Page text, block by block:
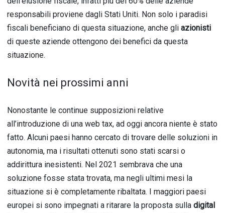
responsabili proviene dagli Stati Uniti. Non solo i paradisi
fiscali beneficiano di questa situazione, anche gli azionisti
di queste aziende ottengono dei benefici da questa
situazione.
Novità nei prossimi anni
Nonostante le continue supposizioni relative
all’introduzione di una web tax, ad oggi ancora niente è stato
fatto. Alcuni paesi hanno cercato di trovare delle soluzioni in
autonomia, ma i risultati ottenuti sono stati scarsi o
addirittura inesistenti. Nel 2021 sembrava che una
soluzione fosse stata trovata, ma negli ultimi mesi la
situazione si è completamente ribaltata. I maggiori paesi
europei si sono impegnati a ritarare la proposta sulla digital